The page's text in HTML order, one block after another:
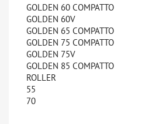
GOLDEN 60 COMPATTO
GOLDEN 60V
GOLDEN 65 COMPATTO
GOLDEN 75 COMPATTO
GOLDEN 75V
GOLDEN 85 COMPATTO
ROLLER
55
70